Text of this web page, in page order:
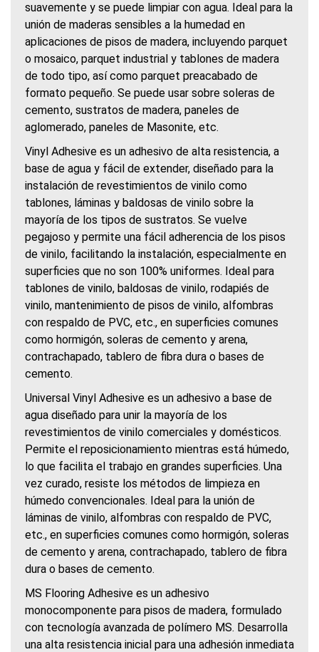
suavemente y se puede limpiar con agua. Ideal para la
unión de maderas sensibles a la humedad en
aplicaciones de pisos de madera, incluyendo parquet
o mosaico, parquet industrial y tablones de madera
de todo tipo, así como parquet preacabado de
formato pequeño. Se puede usar sobre soleras de
cemento, sustratos de madera, paneles de
aglomerado, paneles de Masonite, etc.
Vinyl Adhesive es un adhesivo de alta resistencia, a
base de agua y fácil de extender, diseñado para la
instalación de revestimientos de vinilo como
tablones, láminas y baldosas de vinilo sobre la
mayoría de los tipos de sustratos. Se vuelve
pegajoso y permite una fácil adherencia de los pisos
de vinilo, facilitando la instalación, especialmente en
superficies que no son 100% uniformes. Ideal para
tablones de vinilo, baldosas de vinilo, rodapiés de
vinilo, mantenimiento de pisos de vinilo, alfombras
con respaldo de PVC, etc., en superficies comunes
como hormigón, soleras de cemento y arena,
contrachapado, tablero de fibra dura o bases de
cemento.
Universal Vinyl Adhesive es un adhesivo a base de
agua diseñado para unir la mayoría de los
revestimientos de vinilo comerciales y domésticos.
Permite el reposicionamiento mientras está húmedo,
lo que facilita el trabajo en grandes superficies. Una
vez curado, resiste los métodos de limpieza en
húmedo convencionales. Ideal para la unión de
láminas de vinilo, alfombras con respaldo de PVC,
etc., en superficies comunes como hormigón, soleras
de cemento y arena, contrachapado, tablero de fibra
dura o bases de cemento.
MS Flooring Adhesive es un adhesivo
monocomponente para pisos de madera, formulado
con tecnología avanzada de polímero MS. Desarrolla
una alta resistencia inicial para una adhesión inmediata